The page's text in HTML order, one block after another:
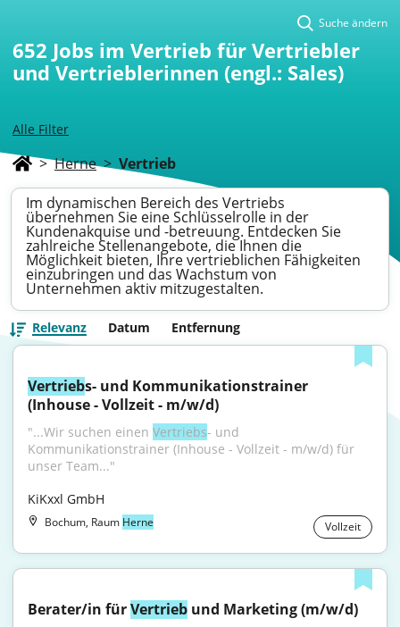
Alle Filter
Suche ändern
652 Jobs im Vertrieb für Vertriebler
und Vertrieblerinnen (engl.: Sales)
> Herne > Vertrieb
Im dynamischen Bereich des Vertriebs
übernehmen Sie eine Schlüsselrolle in der
Kundenakquise und -betreuung. Entdecken Sie
zahlreiche Stellenangebote, die Ihnen die
Möglichkeit bieten, Ihre vertrieblichen Fähigkeiten
einzubringen und das Wachstum von
Unternehmen aktiv mitzugestalten.
Relevanz Datum Entfernung
Vertriebs- und Kommunikationstrainer
(Inhouse - Vollzeit - m/w/d)
"...Wir suchen einen Vertriebs- und
Kommunikationstrainer (Inhouse - Vollzeit - m/w/d) für
unser Team..."
KiKxxl GmbH
Bochum, Raum Herne Vollzeit
Berater/in für Vertrieb und Marketing (m/w/d)